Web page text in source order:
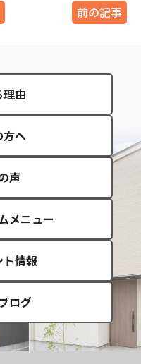
前の記事
由
方へ
声
メニュー
情報
ログ